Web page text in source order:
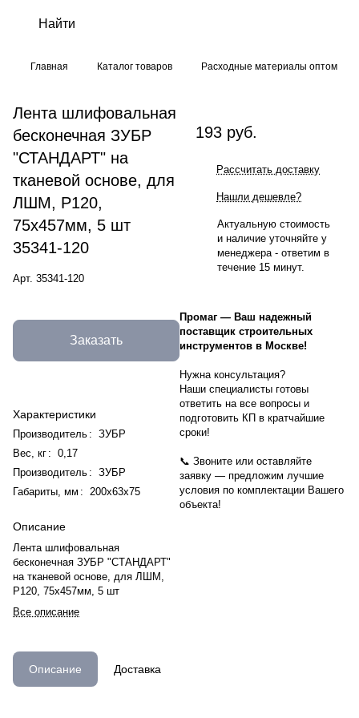
Главная Каталог товаров Расходные материалы оптом
Лента шлифовальная
бесконечная ЗУБР
"СТАНДАРТ" на
тканевой основе, для
ЛШМ, P120,
75х457мм, 5 шт
35341-120
Арт. 35341-120
Заказать
Характеристики
Производитель : ЗУБР
Вес, кг : 0,17
Производитель : ЗУБР
Габариты, мм : 200х63х75
Описание
Лента шлифовальная
бесконечная ЗУБР "СТАНДАРТ"
на тканевой основе, для ЛШМ,
P120, 75х457мм, 5 шт
Все описание
193 руб.
Рассчитать доставку
Нашли дешевле?
Актуальную стоимость
и наличие уточняйте у
менеджера - ответим в
течение 15 минут.
Промаг — Ваш надежный
поставщик строительных
инструментов в Москве!
Нужна консультация?
Наши специалисты готовы
ответить на все вопросы и
подготовить КП в кратчайшие
сроки!
📞 Звоните или оставляйте
заявку — предложим лучшие
условия по комплектации Вашего
объекта!
Описание Доставка